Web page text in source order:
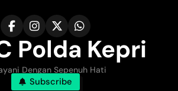
Polda Kepri
Dengan Sepenuh Hati
Subscribe